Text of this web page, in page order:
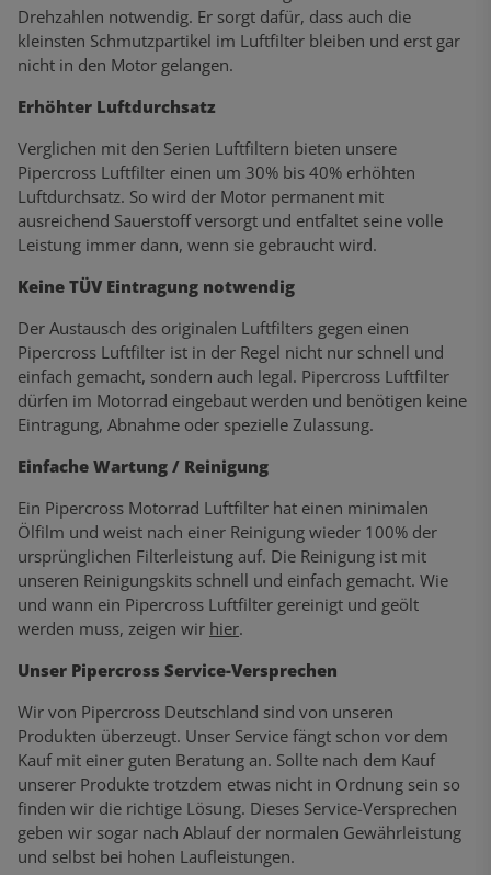
Drehzahlen notwendig. Er sorgt dafür, dass auch die
kleinsten Schmutzpartikel im Luftfilter bleiben und erst gar
nicht in den Motor gelangen.
Erhöhter Luftdurchsatz
Verglichen mit den Serien Luftfiltern bieten unsere
Pipercross Luftfilter einen um 30% bis 40% erhöhten
Luftdurchsatz. So wird der Motor permanent mit
ausreichend Sauerstoff versorgt und entfaltet seine volle
Leistung immer dann, wenn sie gebraucht wird.
Keine TÜV Eintragung notwendig
Der Austausch des originalen Luftfilters gegen einen
Pipercross Luftfilter ist in der Regel nicht nur schnell und
einfach gemacht, sondern auch legal. Pipercross Luftfilter
dürfen im Motorrad eingebaut werden und benötigen keine
Eintragung, Abnahme oder spezielle Zulassung.
Einfache Wartung / Reinigung
Ein Pipercross Motorrad Luftfilter hat einen minimalen
Ölfilm und weist nach einer Reinigung wieder 100% der
ursprünglichen Filterleistung auf. Die Reinigung ist mit
unseren Reinigungskits schnell und einfach gemacht. Wie
und wann ein Pipercross Luftfilter gereinigt und geölt
werden muss, zeigen wir hier.
Unser Pipercross Service-Versprechen
Wir von Pipercross Deutschland sind von unseren
Produkten überzeugt. Unser Service fängt schon vor dem
Kauf mit einer guten Beratung an. Sollte nach dem Kauf
unserer Produkte trotzdem etwas nicht in Ordnung sein so
finden wir die richtige Lösung. Dieses Service-Versprechen
geben wir sogar nach Ablauf der normalen Gewährleistung
und selbst bei hohen Laufleistungen.